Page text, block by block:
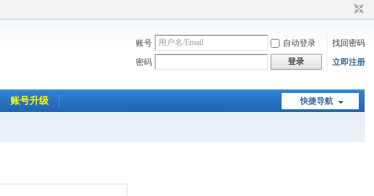
账号 自动登录
找回密码
密码
登录 立即注册
快捷导航
账号升级